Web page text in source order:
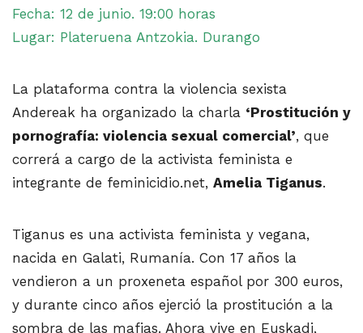
Fecha: 12 de junio. 19:00 horas
Lugar: Plateruena Antzokia. Durango
La plataforma contra la violencia sexista
Andereak ha organizado la charla ‘Prostitución y
pornografía: violencia sexual comercial’, que
correrá a cargo de la activista feminista e
integrante de feminicidio.net, Amelia Tiganus.
Tiganus es una activista feminista y vegana,
nacida en Galati, Rumanía. Con 17 años la
vendieron a un proxeneta español por 300 euros,
y durante cinco años ejerció la prostitución a la
sombra de las mafias. Ahora vive en Euskadi,